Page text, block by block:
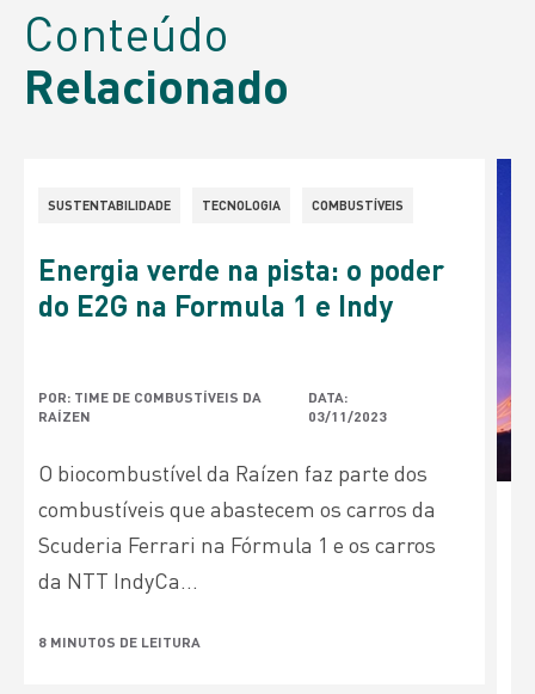
Conteúdo
Relacionado
SUSTENTABILIDADE TECNOLOGIA COMBUSTÍVEIS
Energia verde na pista: o poder
do E2G na Formula 1 e Indy
POR: TIME DE COMBUSTÍVEIS DA
RAÍZEN
DATA:
03/11/2023
O biocombustível da Raízen faz parte dos
combustíveis que abastecem os carros da
Scuderia Ferrari na Fórmula 1 e os carros
da NTT IndyCa...
8 MINUTOS DE LEITURA